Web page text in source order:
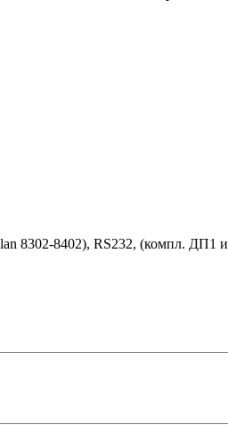
8302-8402), RS232, (компл. ДП1